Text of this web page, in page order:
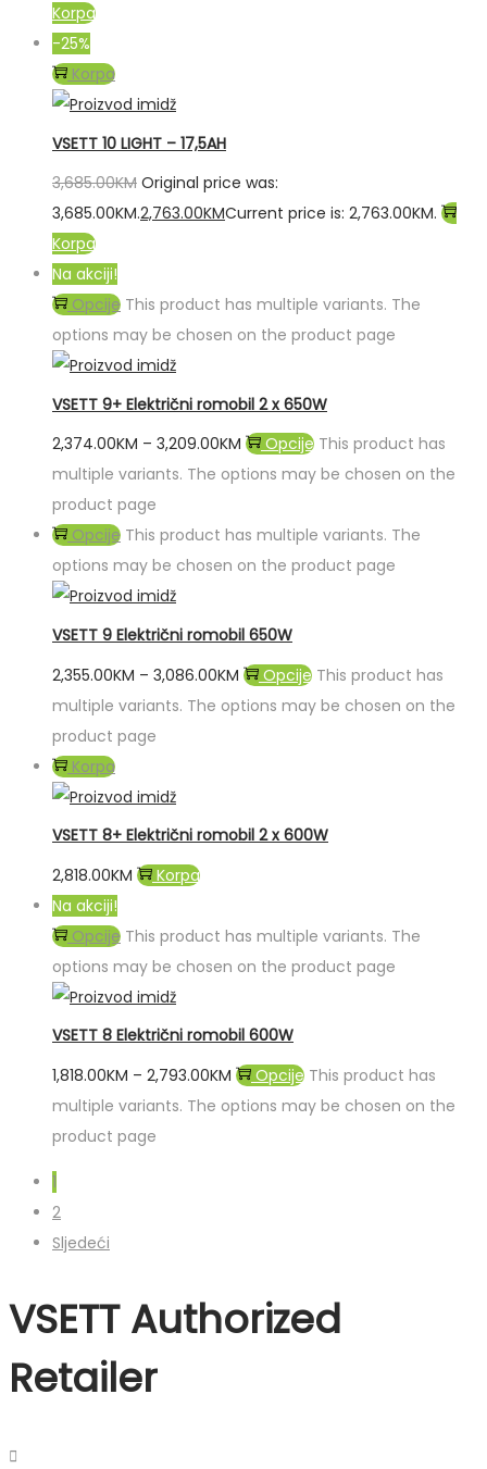
Korpa
-25%
Korpa
VSETT 10 LIGHT – 17,5AH
3,685.00KM Original price was:
3,685.00KM.2,763.00KMCurrent price is: 2,763.00KM.
Korpa
Na akciji!
Opcije This product has multiple variants. The
options may be chosen on the product page
VSETT 9+ Električni romobil 2 x 650W
2,374.00KM – 3,209.00KM Opcije This product has
multiple variants. The options may be chosen on the
product page
Opcije This product has multiple variants. The
options may be chosen on the product page
VSETT 9 Električni romobil 650W
2,355.00KM – 3,086.00KM Opcije This product has
multiple variants. The options may be chosen on the
product page
Korpa
VSETT 8+ Električni romobil 2 x 600W
2,818.00KM
Korpa
Na akciji!
Opcije This product has multiple variants. The
options may be chosen on the product page
VSETT 8 Električni romobil 600W
1,818.00KM – 2,793.00KM Opcije This product has
multiple variants. The options may be chosen on the
product page
1
2
Sljedeći
VSETT Authorized
Retailer